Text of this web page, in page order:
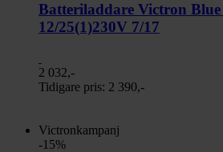
Batteriladdare Victron
12/25(1)230V 7/17
2 032,-
Tidigare pris: 2 390,-
Victronkampanj
-15%